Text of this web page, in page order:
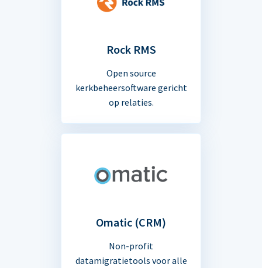
Rock RMS
Open source
kerkbeheersoftware gericht
op relaties.
Omatic (CRM)
Non-profit
datamigratietools voor alle